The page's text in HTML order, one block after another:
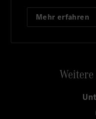
Mehr erfahren